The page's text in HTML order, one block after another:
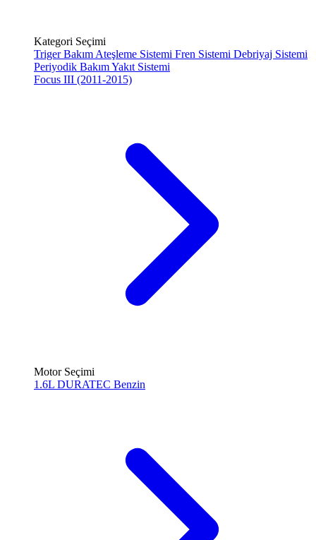
Kategori Seçimi
Triger Bakım Ateşleme Sistemi Fren Sistemi Debriyaj Sistemi
Periyodik BakımYakıt Sistemi
Focus III (2011-2015)
Motor Seçimi
1.6L DURATEC Benzin